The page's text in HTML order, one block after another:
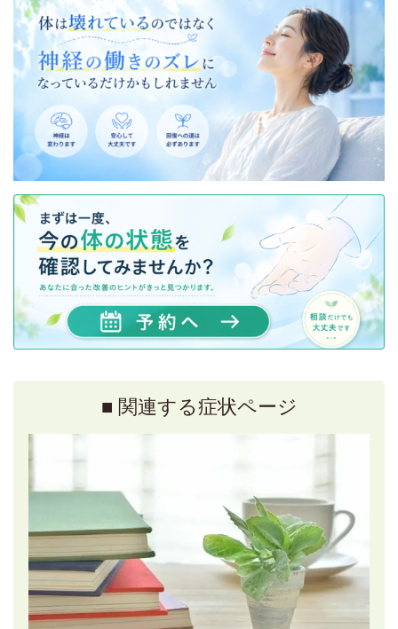
■ 関連する症状ページ